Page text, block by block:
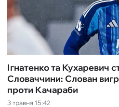
3 травня 15:42
Ігнатенко та Кухаревич
Словаччини: Слован
проти Качараби